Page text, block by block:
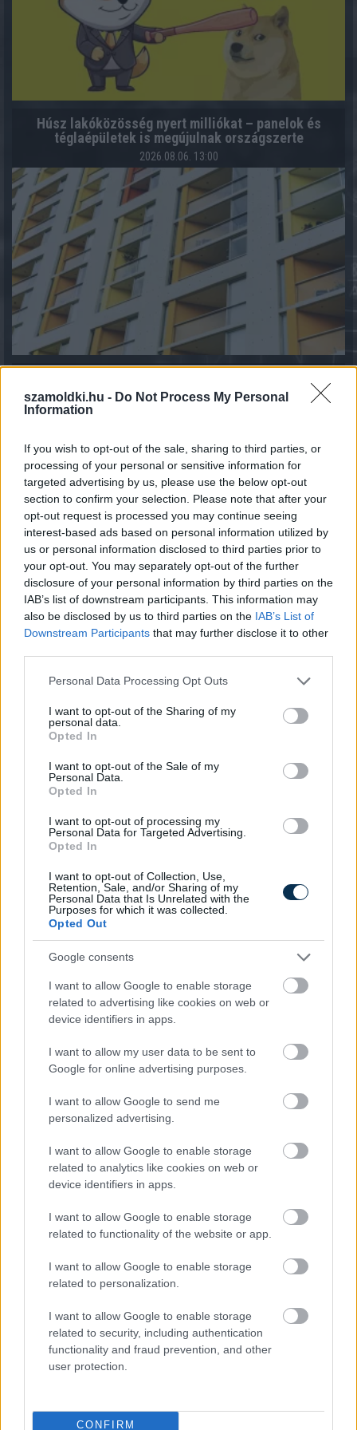
szamoldki.hu - Do Not Process My Personal
Information
If you wish to opt-out of the sale, sharing to third parties, or
processing of your personal or sensitive information for
targeted advertising by us, please use the below opt-out
section to confirm your selection. Please note that after your
opt-out request is processed you may continue seeing
interest-based ads based on personal information utilized by
us or personal information disclosed to third parties prior to
your opt-out. You may separately opt-out of the further
disclosure of your personal information by third parties on the
IAB’s list of downstream participants. This information may
also be disclosed by us to third parties on the IAB’s List of
Downstream Participants that may further disclose it to other
Please note that this website/app uses one or more Google
not limited to your visit or usage behaviour. You may click to
grant or deny consent to Google and its third-party tags to
use your data for below specified purposes in below Google
consent section.
Personal Data Processing Opt Outs
I want to opt-out of the Sharing of my
personal data.
Opted In
I want to opt-out of the Sale of my
Personal Data.
Opted In
I want to opt-out of processing my
Personal Data for Targeted Advertising.
Opted In
I want to opt-out of Collection, Use,
Retention, Sale, and/or Sharing of my
Personal Data that Is Unrelated with the
Purposes for which it was collected.
Opted Out
Google consents
I want to allow Google to enable storage
related to advertising like cookies on web or
device identifiers in apps.
I want to allow my user data to be sent to
Google for online advertising purposes.
I want to allow Google to send me
personalized advertising.
I want to allow Google to enable storage
related to analytics like cookies on web or
device identifiers in apps.
I want to allow Google to enable storage
related to functionality of the website or app.
I want to allow Google to enable storage
related to personalization.
I want to allow Google to enable storage
related to security, including authentication
functionality and fraud prevention, and other
user protection.
CONFIRM
Húsz lakóközösség nyert milliókat – panelok és
téglaépületek is megújulnak országszerte
2026.08.06. 13:00
kezdőképernyőjén is láthatod
És ezeket kiszámoltad már?
Mekkora állami nyugdíjra számíthatok?
KISZÁMOLOM!
Fix számokkal lottózol? Most megtudhatod, nyertél
volna-e valaha!